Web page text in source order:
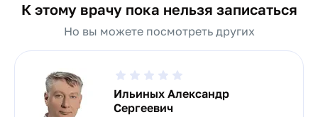
К этому врачу пока нельзя записаться
Но вы можете посмотреть других
Ильиных Александр
Сергеевич